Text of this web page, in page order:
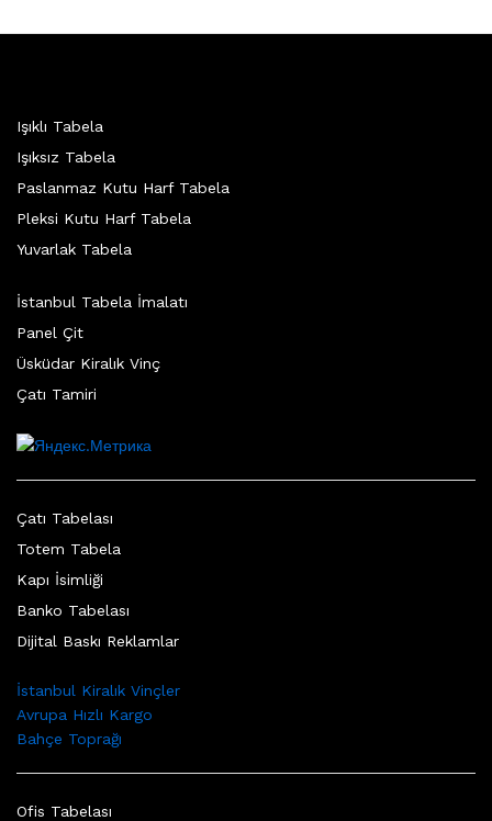
Işıklı Tabela
Işıksız Tabela
Paslanmaz Kutu Harf Tabela
Pleksi Kutu Harf Tabela
Yuvarlak Tabela
İstanbul Tabela İmalatı
Panel Çit
Üsküdar Kiralık Vinç
Çatı Tamiri
Çatı Tabelası
Totem Tabela
Kapı İsimliği
Banko Tabelası
Dijital Baskı Reklamlar
İstanbul Kiralık Vinçler
Avrupa Hızlı Kargo
Bahçe Toprağı
Ofis Tabelası